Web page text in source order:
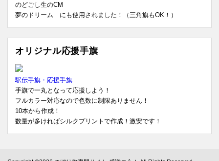
のどごし生のCM
夢のドリーム にも使用されました！（三角旗もOK！）
オリジナル応援手旗
駅伝手旗・応援手旗
手旗で一丸となって応援しよう！
フルカラー対応なので色数に制限ありません！
10本から作成！
数量が多ければシルクプリントで作成！激安です！